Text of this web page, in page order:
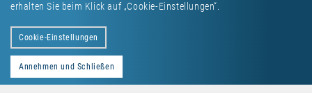
erhalten Sie beim Klick auf „Cookie-Einstellungen“.
Cookie-Einstellungen
Annehmen und Schließen